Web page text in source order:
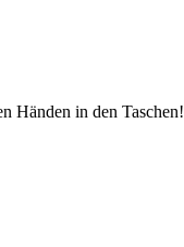
Händen in den Taschen!